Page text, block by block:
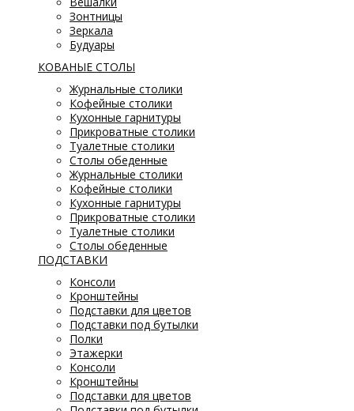
Зонтницы
Зеркала
Будуары
КОВАНЫЕ СТОЛЫ
Журнальные столики
Кофейные столики
Кухонные гарнитуры
Прикроватные столики
Туалетные столики
Столы обеденные
Журнальные столики
Кофейные столики
Кухонные гарнитуры
Прикроватные столики
Туалетные столики
Столы обеденные
ПОДСТАВКИ
Консоли
Кронштейны
Подставки для цветов
Подставки под бутылки
Полки
Этажерки
Консоли
Кронштейны
Подставки для цветов